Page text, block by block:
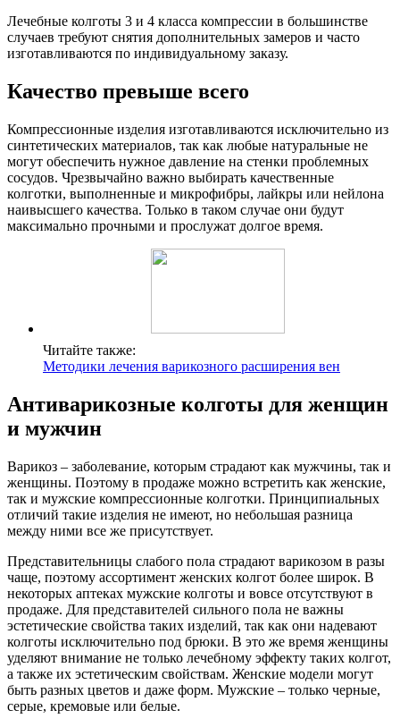
Лечебные колготы 3 и 4 класса компрессии в большинстве
случаев требуют снятия дополнительных замеров и часто
изготавливаются по индивидуальному заказу.
Качество превыше всего
Компрессионные изделия изготавливаются исключительно из
синтетических материалов, так как любые натуральные не
могут обеспечить нужное давление на стенки проблемных
сосудов. Чрезвычайно важно выбирать качественные
колготки, выполненные и микрофибры, лайкры или нейлона
наивысшего качества. Только в таком случае они будут
максимально прочными и прослужат долгое время.
Читайте также:
Методики лечения варикозного расширения вен
Антиварикозные колготы для женщин
и мужчин
Варикоз – заболевание, которым страдают как мужчины, так и
женщины. Поэтому в продаже можно встретить как женские,
так и мужские компрессионные колготки. Принципиальных
отличий такие изделия не имеют, но небольшая разница
между ними все же присутствует.
Представительницы слабого пола страдают варикозом в разы
чаще, поэтому ассортимент женских колгот более широк. В
некоторых аптеках мужские колготы и вовсе отсутствуют в
продаже. Для представителей сильного пола не важны
эстетические свойства таких изделий, так как они надевают
колготы исключительно под брюки. В это же время женщины
уделяют внимание не только лечебному эффекту таких колгот,
а также их эстетическим свойствам. Женские модели могут
быть разных цветов и даже форм. Мужские – только черные,
серые, кремовые или белые.